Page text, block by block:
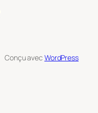
Conçu avec WordPress